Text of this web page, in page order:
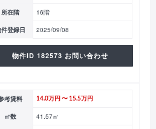
所在階 16階
登録日 2025/09/08
物件ID 182573 お問い合わせ
考賃料 14.0万円 〜 15.5万円
㎡数 41.57㎡